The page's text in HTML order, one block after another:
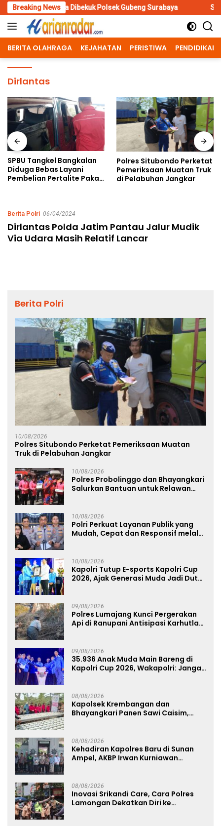
Skip
to
content
Breaking News
Dibekuk Polsek Gubeng Surabaya SPBU Tangkel
BERITA OLAHRAGA KEJAHATAN PERISTIWA PENDIDIKAN
Dirlantas
SPBU Tangkel Bangkalan
Diduga Bebas Layani
Pembelian Pertalite Pakai
Polres Situbondo Perketat
Pemeriksaan Muatan Truk
di Pelabuhan Jangkar
Berita Polri 06/04/2024
Dirlantas Polda Jatim Pantau Jalur Mudik
Via Udara Masih Relatif Lancar
Berita Polri
10/08/2026
Polres Situbondo Perketat Pemeriksaan Muatan
Truk di Pelabuhan Jangkar
10/08/2026
Polres Probolinggo dan Bhayangkari
Salurkan Bantuan untuk Relawan
10/08/2026
Polri Perkuat Layanan Publik yang
Mudah, Cepat dan Responsif melalui
10/08/2026
Kapolri Tutup E-sports Kapolri Cup
2026, Ajak Generasi Muda Jadi Duta
09/08/2026
Polres Lumajang Kunci Pergerakan
Api di Ranupani Antisipasi Karhutla
09/08/2026
35.936 Anak Muda Main Bareng di
Kapolri Cup 2026, Wakapolri: Jangan
08/08/2026
Kapolsek Krembangan dan
Bhayangkari Panen Sawi Caisim,
08/08/2026
Kehadiran Kapolres Baru di Sunan
Ampel, AKBP Irwan Kurniawan
08/08/2026
Inovasi Srikandi Care, Cara Polres
Lamongan Dekatkan Diri ke